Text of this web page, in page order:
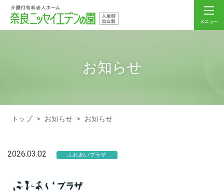
お知らせ
トップ > お知らせ > お知らせ
2026.03.02 ふれあいプラザ